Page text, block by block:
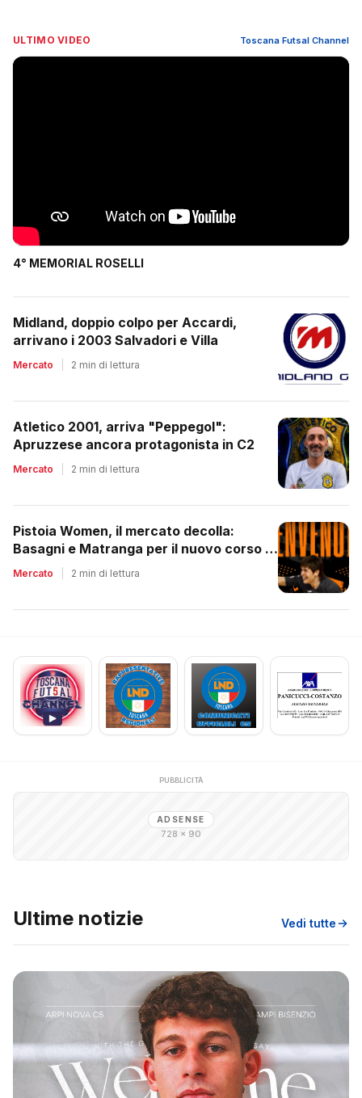
ULTIMO VIDEO Toscana Futsal Channel
4° MEMORIAL ROSELLI
Midland, doppio colpo per Accardi,
arrivano i 2003 Salvadori e Villa
Mercato 2 min di lettura
Atletico 2001, arriva "Peppegol":
Apruzzese ancora protagonista in C2
Mercato 2 min di lettura
Pistoia Women, il mercato decolla:
Basagni e Matranga per il nuovo corso di
Nico Lami
Mercato 2 min di lettura
PUBBLICITÀ
ADSENSE
728 × 90
Ultime notizie Vedi tutte